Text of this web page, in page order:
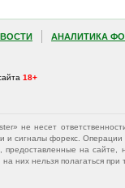
АНАЛИТИКА
18+
не несет
и сигналы форекс.
на
них нельзя полагаться при